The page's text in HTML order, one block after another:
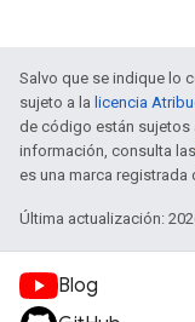
Salvo que se indique lo
sujeto a la licencia
de código están sujetos
información, consulta las
es una marca
Última actualización:
Blog